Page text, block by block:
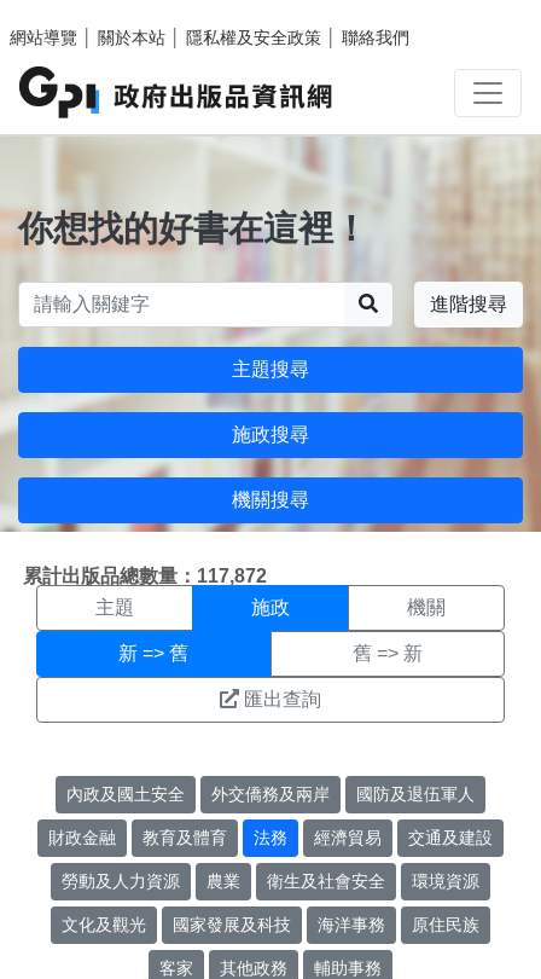
網站導覽
關於本站 隱私權及安全政策 聯絡我們
你想找的好書在這裡！
進階搜尋
主題搜尋
施政搜尋
機關搜尋
累計出版品總數量：117,872
施政搜尋結果頁面
主題 施政 機關
新 => 舊 舊 => 新
匯出查詢
內政及國土安全 外交僑務及兩岸 國防及退伍軍人
財政金融 教育及體育 法務 經濟貿易 交通及建設
勞動及人力資源 農業 衛生及社會安全 環境資源
文化及觀光 國家發展及科技 海洋事務 原住民族
客家 其他政務 輔助事務